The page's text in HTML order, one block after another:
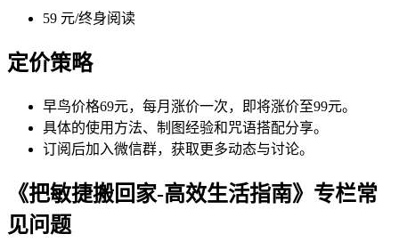
59 元/终身阅读
定价策略
早鸟价格69元，每月涨价一次，即将涨价至99元。
具体的使用方法、制图经验和咒语搭配分享。
订阅后加入微信群，获取更多动态与讨论。
《把敏捷搬回家-高效生活指南》专栏常
见问题